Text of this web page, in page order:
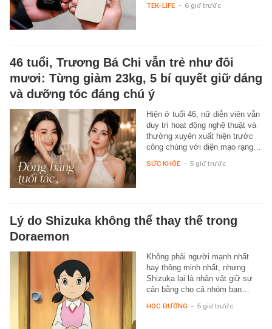
TEK-LIFE - 6 giờ trước
46 tuổi, Trương Bá Chi vẫn trẻ như đôi
mươi: Từng giảm 23kg, 5 bí quyết giữ dáng
và dưỡng tóc đáng chú ý
Hiện ở tuổi 46, nữ diễn viên vẫn
duy trì hoạt động nghệ thuật và
thường xuyên xuất hiện trước
công chúng với diện mạo rạng…
SỨC KHỎE - 5 giờ trước
Lý do Shizuka không thể thay thế trong
Doraemon
Không phải người mạnh nhất
hay thông minh nhất, nhưng
Shizuka lại là nhân vật giữ sự
cân bằng cho cả nhóm bạn…
HỌC ĐƯỜNG - 5 giờ trước